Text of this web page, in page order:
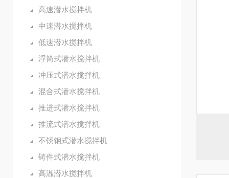
高速潜水搅拌机
中速潜水搅拌机
低速潜水搅拌机
浮筒式潜水搅拌机
冲压式潜水搅拌机
混合式潜水搅拌机
推进式潜水搅拌机
推流式潜水搅拌机
不锈钢式潜水搅拌机
铸件式潜水搅拌机
高温潜水搅拌机